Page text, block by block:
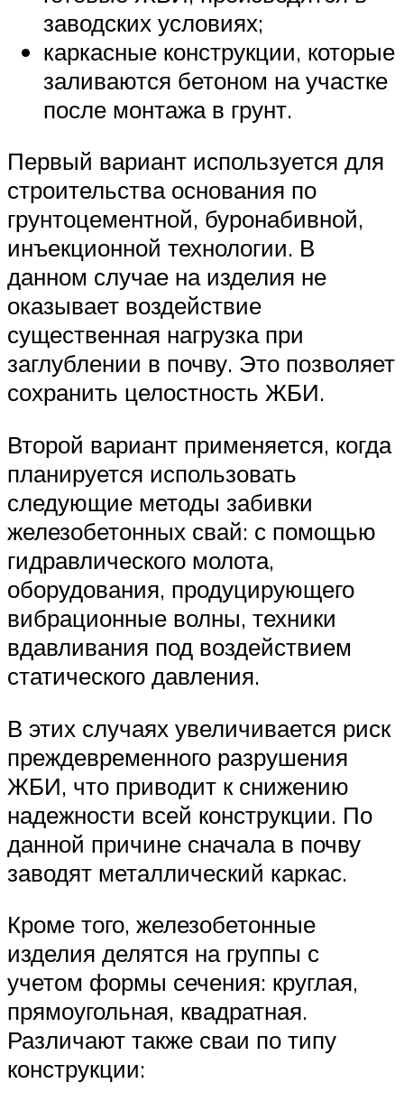
заводских условиях;
каркасные конструкции, которые
заливаются бетоном на участке
после монтажа в грунт.
Первый вариант используется для
строительства основания по
грунтоцементной, буронабивной,
инъекционной технологии. В
данном случае на изделия не
оказывает воздействие
существенная нагрузка при
заглублении в почву. Это позволяет
сохранить целостность ЖБИ.
Второй вариант применяется, когда
планируется использовать
следующие методы забивки
железобетонных свай: с помощью
гидравлического молота,
оборудования, продуцирующего
вибрационные волны, техники
вдавливания под воздействием
статического давления.
В этих случаях увеличивается риск
преждевременного разрушения
ЖБИ, что приводит к снижению
надежности всей конструкции. По
данной причине сначала в почву
заводят металлический каркас.
Кроме того, железобетонные
изделия делятся на группы с
учетом формы сечения: круглая,
прямоугольная, квадратная.
Различают также сваи по типу
конструкции: